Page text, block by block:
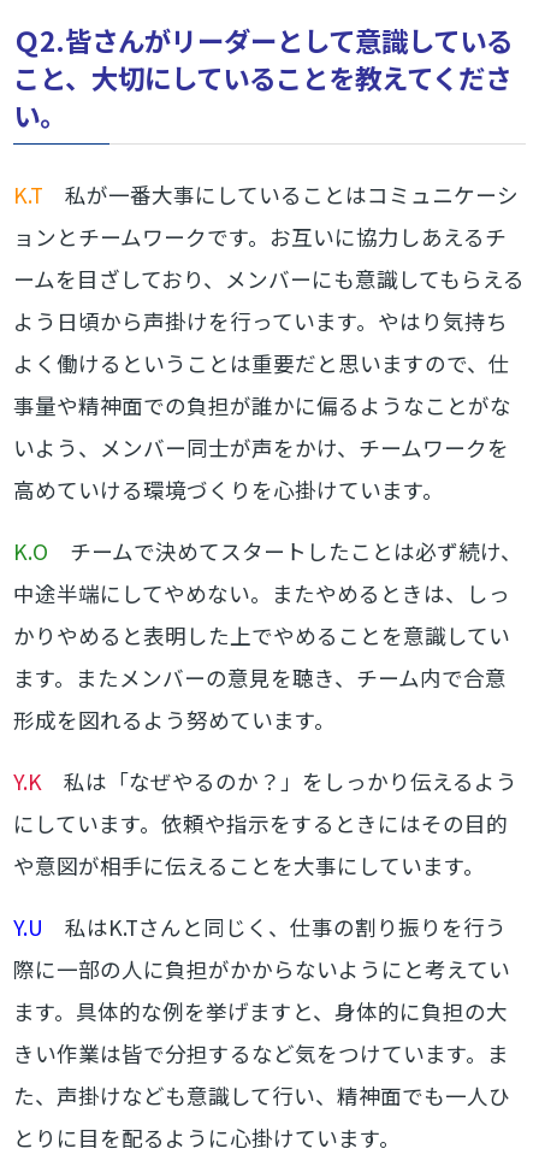
Ｑ2.皆さんがリーダーとして意識している
こと、大切にしていることを教えてくださ
い。
K.T 私が一番大事にしていることはコミュニケーシ
ョンとチームワークです。お互いに協力しあえるチ
ームを目ざしており、メンバーにも意識してもらえる
よう日頃から声掛けを行っています。やはり気持ち
よく働けるということは重要だと思いますので、仕
事量や精神面での負担が誰かに偏るようなことがな
いよう、メンバー同士が声をかけ、チームワークを
高めていける環境づくりを心掛けています。
K.O チームで決めてスタートしたことは必ず続け、
中途半端にしてやめない。またやめるときは、しっ
かりやめると表明した上でやめることを意識してい
ます。またメンバーの意見を聴き、チーム内で合意
形成を図れるよう努めています。
Y.K 私は「なぜやるのか？」をしっかり伝えるよう
にしています。依頼や指示をするときにはその目的
や意図が相手に伝えることを大事にしています。
Y.U 私はK.Tさんと同じく、仕事の割り振りを行う
際に一部の人に負担がかからないようにと考えてい
ます。具体的な例を挙げますと、身体的に負担の大
きい作業は皆で分担するなど気をつけています。ま
た、声掛けなども意識して行い、精神面でも一人ひ
とりに目を配るように心掛けています。